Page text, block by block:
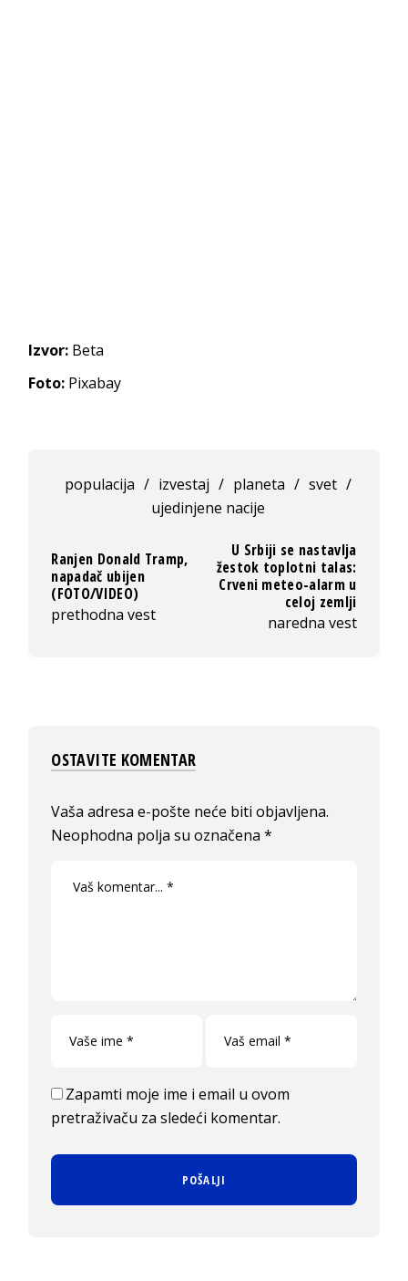
Izvor: Beta
Foto: Pixabay
populacija / izvestaj / planeta / svet /
ujedinjene nacije
Ranjen Donald Tramp,
napadač ubijen
(FOTO/VIDEO)
prethodna vest
U Srbiji se nastavlja
žestok toplotni talas:
Crveni meteo-alarm u
celoj zemlji
naredna vest
OSTAVITE KOMENTAR
Vaša adresa e-pošte neće biti objavljena.
Neophodna polja su označena*
Zapamti moje ime i email u ovom
pretraživaču za sledeći komentar.